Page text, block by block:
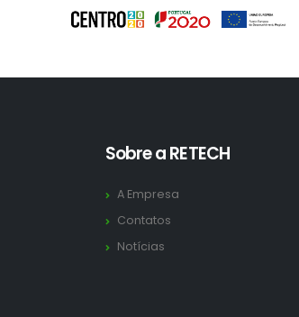
Sobre a RETECH
A Empresa
Contatos
Notícias